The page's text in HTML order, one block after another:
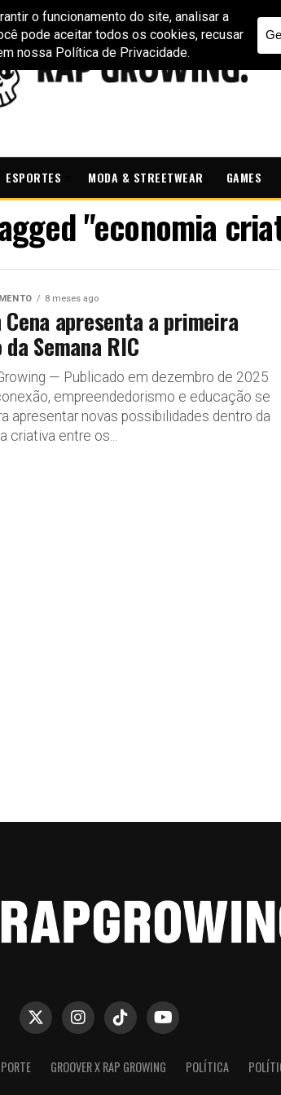
ESPORTES MODA & STREETWEAR GAMES
"economia
8 meses ago
Cena apresenta a primeira
Semana RIC
— Publicado em dezembro de 2025
empreendedorismo e educação se
apresentar novas possibilidades dentro da
criativa entre os...
GROOVER X RAP GROWING POLÍTICA